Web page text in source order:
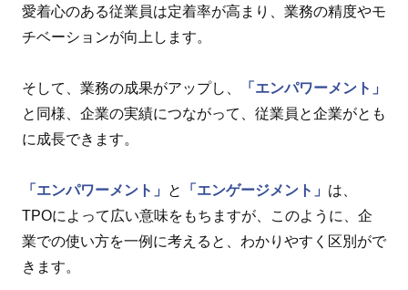
愛着心のある従業員は定着率が高まり、業務の精度やモ
チベーションが向上します。
そして、業務の成果がアップし、
「エンパワーメント」
と同様、企業の実績につながって、従業員と企業がとも
に成長できます。
「エンパワーメント」 と 「エンゲージメント」 は、
TPOによって広い意味をもちますが、このように、企
業での使い方を一例に考えると、わかりやすく区別がで
きます。